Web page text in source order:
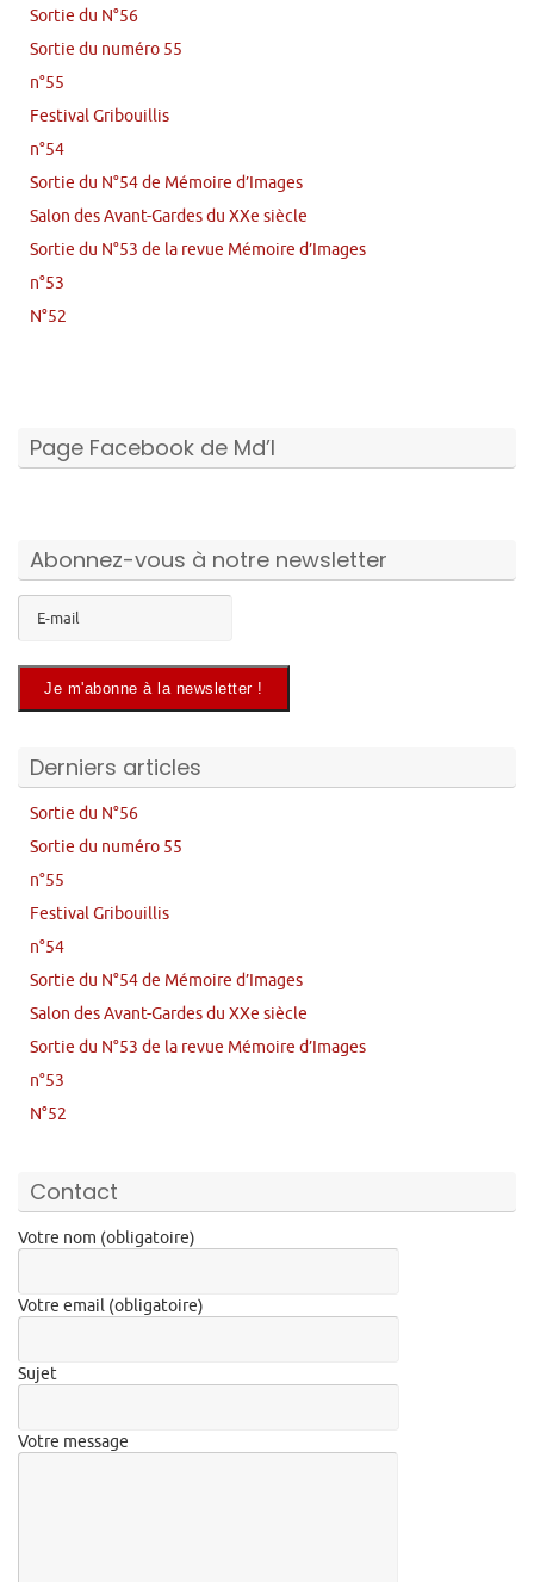
Sortie du N°56
Sortie du numéro 55
n°55
Festival Gribouillis
n°54
Sortie du N°54 de Mémoire d’Images
Salon des Avant-Gardes du XXe siècle
Sortie du N°53 de la revue Mémoire d’Images
n°53
N°52
Page Facebook de Md’I
Abonnez-vous à notre newsletter
Derniers articles
Sortie du N°56
Sortie du numéro 55
n°55
Festival Gribouillis
n°54
Sortie du N°54 de Mémoire d’Images
Salon des Avant-Gardes du XXe siècle
Sortie du N°53 de la revue Mémoire d’Images
n°53
N°52
Contact
Votre nom (obligatoire)
Votre email (obligatoire)
Sujet
Votre message